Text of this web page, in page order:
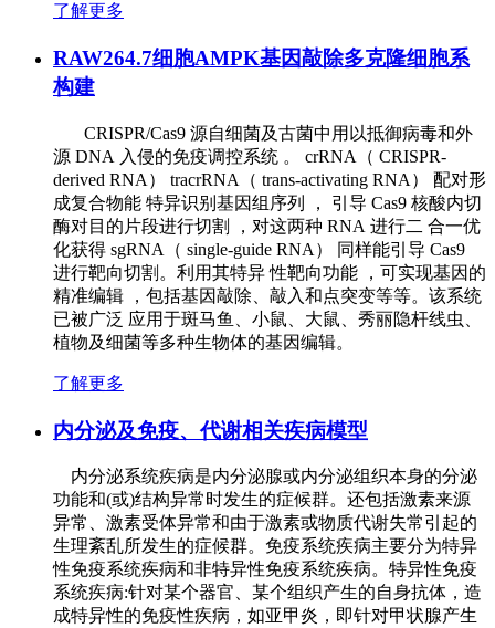
了解更多
RAW264.7细胞AMPK基因敲除多克隆细胞系
构建
CRISPR/Cas9 源自细菌及古菌中用以抵御病毒和外
源 DNA 入侵的免疫调控系统 。 crRNA（ CRISPR-
derived RNA） tracrRNA（ trans-activating RNA） 配对形
成复合物能 特异识别基因组序列 ， 引导 Cas9 核酸内切
酶对目的片段进行切割 ，对这两种 RNA 进行二 合一优
化获得 sgRNA（ single-guide RNA） 同样能引导 Cas9
进行靶向切割。利用其特异 性靶向功能 ，可实现基因的
精准编辑 ，包括基因敲除、敲入和点突变等等。该系统
已被广泛 应用于斑马鱼、小鼠、大鼠、秀丽隐杆线虫、
植物及细菌等多种生物体的基因编辑。
了解更多
内分泌及免疫、代谢相关疾病模型
内分泌系统疾病是内分泌腺或内分泌组织本身的分泌
功能和(或)结构异常时发生的症候群。还包括激素来源
异常、激素受体异常和由于激素或物质代谢失常引起的
生理紊乱所发生的症候群。免疫系统疾病主要分为特异
性免疫系统疾病和非特异性免疫系统疾病。特异性免疫
系统疾病:针对某个器官、某个组织产生的自身抗体，造
成特异性的免疫性疾病，如亚甲炎，即针对甲状腺产生